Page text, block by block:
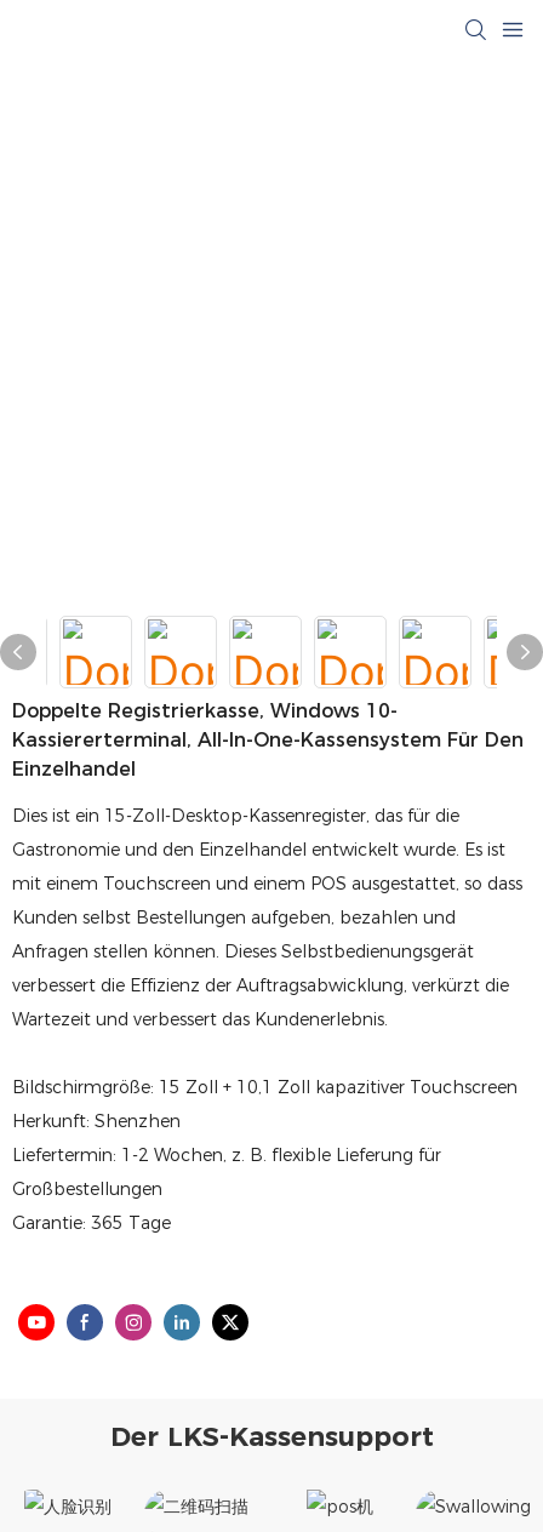
Doppelte Registrierkasse, Windows 10-
Kassiererterminal, All-In-One-Kassensystem Für Den
Einzelhandel
Dies ist ein 15-Zoll-Desktop-Kassenregister, das für die
Gastronomie und den Einzelhandel entwickelt wurde. Es ist
mit einem Touchscreen und einem POS ausgestattet, so dass
Kunden selbst Bestellungen aufgeben, bezahlen und
Anfragen stellen können. Dieses Selbstbedienungsgerät
verbessert die Effizienz der Auftragsabwicklung, verkürzt die
Wartezeit und verbessert das Kundenerlebnis.
Bildschirmgröße: 15 Zoll + 10,1 Zoll kapazitiver Touchscreen
Herkunft: Shenzhen
Liefertermin: 1-2 Wochen, z. B. flexible Lieferung für
Großbestellungen
Garantie: 365 Tage
Der LKS-Kassensupport